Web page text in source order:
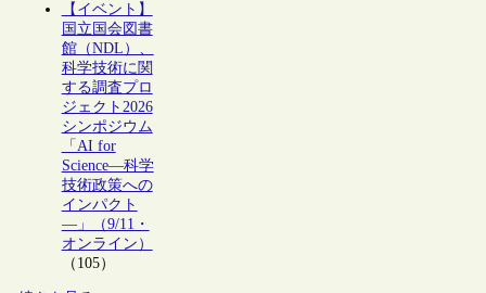
【イベント】
国立国会図書
館（NDL）、
科学技術に関
する調査プロ
ジェクト2026
シンポジウム
「AI for
Science―科学
技術政策への
インパクト
―」（9/11・
オンライン）
（105）